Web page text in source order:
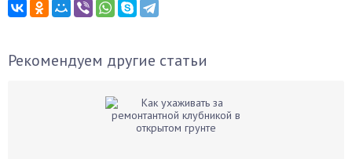
Рекомендуем другие статьи